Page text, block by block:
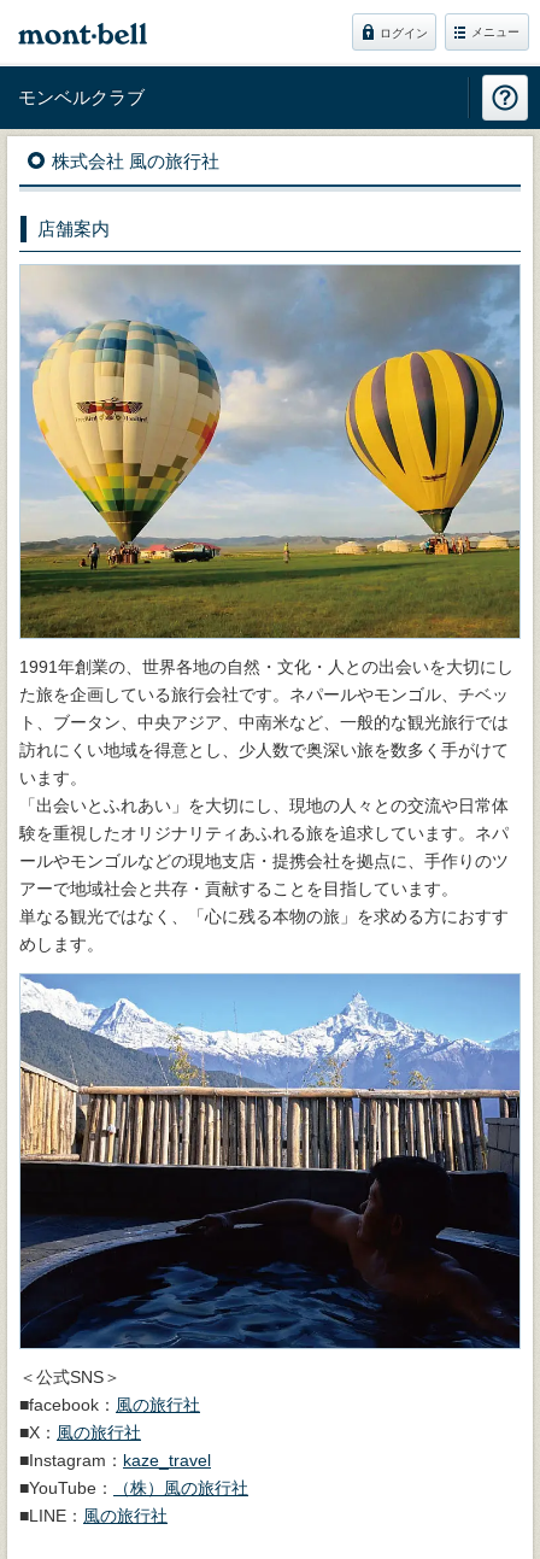
ログイン メニュー
モンベルクラブ
株式会社 風の旅行社
店舗案内
1991年創業の、世界各地の自然・文化・人との出会いを大切にし
た旅を企画している旅行会社です。ネパールやモンゴル、チベッ
ト、ブータン、中央アジア、中南米など、一般的な観光旅行では
訪れにくい地域を得意とし、少人数で奥深い旅を数多く手がけて
います。
「出会いとふれあい」を大切にし、現地の人々との交流や日常体
験を重視したオリジナリティあふれる旅を追求しています。ネパ
ールやモンゴルなどの現地支店・提携会社を拠点に、手作りのツ
アーで地域社会と共存・貢献することを目指しています。
単なる観光ではなく、「心に残る本物の旅」を求める方におすす
めします。
＜公式SNS＞
■facebook： 風の旅行社
■X： 風の旅行社
■Instagram： kaze_travel
■YouTube：
（株）風の旅行社
■LINE： 風の旅行社